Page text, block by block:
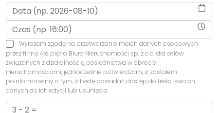
Wyrażam zgodę na przetwarzanie moich danych osobowych
przez firmę 4te piętro Biuro Nieruchomości sp. z o.o. dla celów
związanych z działalnością pośrednictwa w obrocie
nieruchomościami, jednocześnie potwierdzam, iż zostałem
poinformowany o tym, iż będę posiadać dostęp do treści swoich
danych do ich edycji lub usunięcia.